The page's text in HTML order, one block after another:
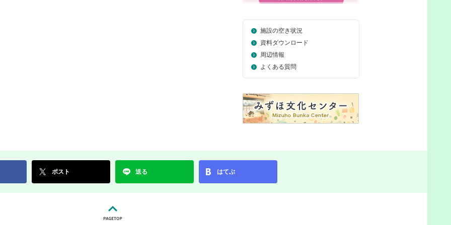
施設の空き状況
資料ダウンロード
周辺情報
よくある質問
ポスト 送る はてぶ